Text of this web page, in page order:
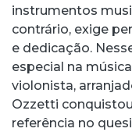
instrumentos
contrário, exige
e dedicação.
especial na
violonista,
Ozzetti
referência no